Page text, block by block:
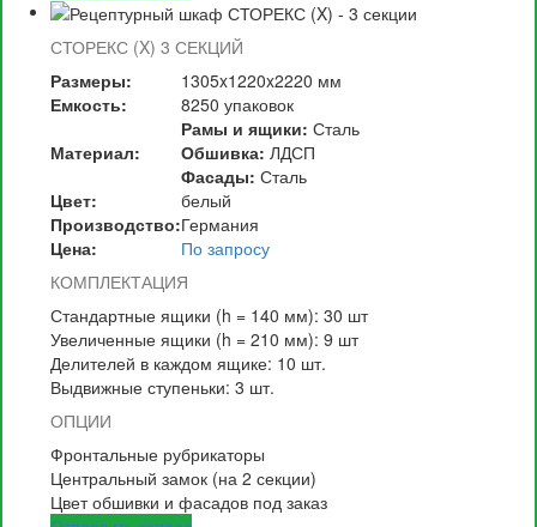
СТОРЕКС (X) 3 СЕКЦИЙ
Размеры:
1305x1220x2220 мм
Емкость:
8250 упаковок
Материал:
Рамы и ящики: Сталь
Обшивка: ЛДСП
Фасады: Сталь
Цвет:
белый
Производство:Германия
Цена:
По запросу
КОМПЛЕКТАЦИЯ
Стандартные ящики (h = 140 мм): 30 шт
Увеличенные ящики (h = 210 мм): 9 шт
Делителей в каждом ящике: 10 шт.
Выдвижные ступеньки: 3 шт.
ОПЦИИ
Фронтальные рубрикаторы
Центральный замок (на 2 секции)
Цвет обшивки и фасадов под заказ